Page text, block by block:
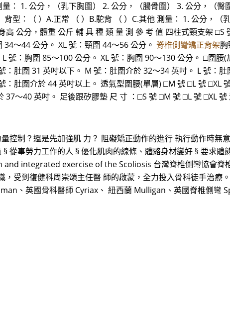
： 1. 公分，（乳下胸圍） 2. 公分，（腸骨圍） 3. 公分，（
型：（ ）A.正常 （ ）B.駝背 （ ）C.其他 測量： 1. 公分，（
公分，體重 公斤 輔 具 種 類 量 測 參 考 值 四柱式頸支架
～44 公分。 XL 號：頸圍 44～56 公分。 脊椎側彎矯正背架
號：胸圍 85～100 公分。 XL 號：胸圍 90～130 公分。 □圍
：肚圍 31 英吋以下。 M 號：肚圍介於 32～34 英吋。 L 號：
：肚圍介於 44 英吋以上。 透氣型圍腰(單層) □M 號 □L 號 □XL
37～40 英吋。 足後跟矽膠墊 尺 寸 ：□S 號 □M 號 □L 號 □XL
控制？還是先加強肌 力？ 阻礙矯正動作的進行 執行動作時無
從事勞力工作的人 § 優化肌肉的線條、體骼身材變好 § 要求
and integrated exercise of the Scoliosis 台灣脊椎側彎協會脊
，受到復健科周崇頌主任醫 師的啟蒙，全力投入骨科徒手治
、英國骨科醫師 Cyriax、 紐西蘭 Mulligan、英國脊椎側彎